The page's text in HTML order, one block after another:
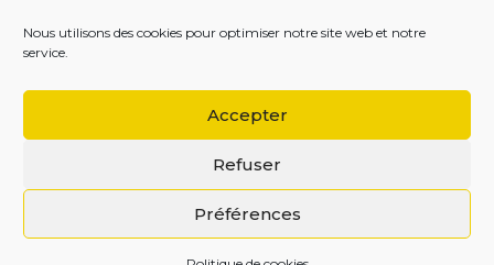
Nous utilisons des cookies pour optimiser notre site web et notre
service.
Accepter
Refuser
Préférences
BEGOODINWEB | 2021 ©